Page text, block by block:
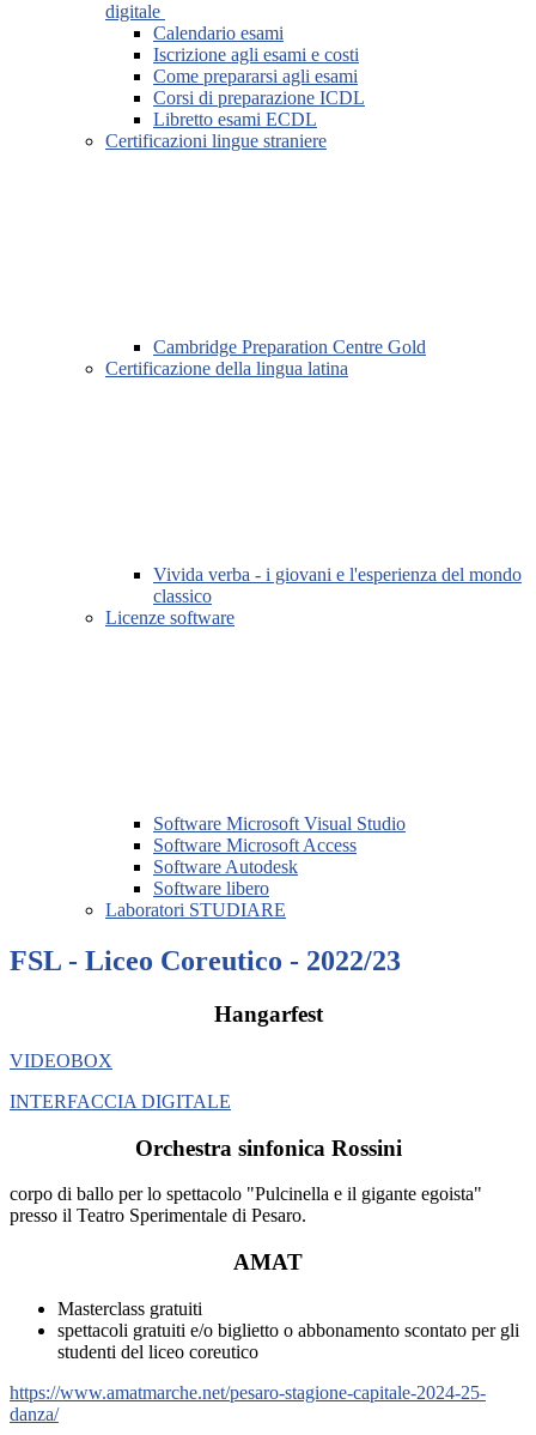
digitale
Calendario esami
Iscrizione agli esami e costi
Come prepararsi agli esami
Corsi di preparazione ICDL
Libretto esami ECDL
Certificazioni lingue straniere
Cambridge Preparation Centre Gold
Certificazione della lingua latina
Vivida verba - i giovani e l'esperienza del mondo
classico
Licenze software
Software Microsoft Visual Studio
Software Microsoft Access
Software Autodesk
Software libero
Laboratori STUDIARE
FSL - Liceo Coreutico - 2022/23
Hangarfest
VIDEOBOX
INTERFACCIA DIGITALE
Orchestra sinfonica Rossini
corpo di ballo per lo spettacolo "Pulcinella e il gigante egoista"
presso il Teatro Sperimentale di Pesaro.
AMAT
Masterclass gratuiti
spettacoli gratuiti e/o biglietto o abbonamento scontato per gli
studenti del liceo coreutico
https://www.amatmarche.net/pesaro-stagione-capitale-2024-25-
danza/